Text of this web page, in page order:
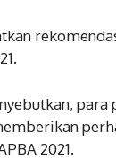
2021.